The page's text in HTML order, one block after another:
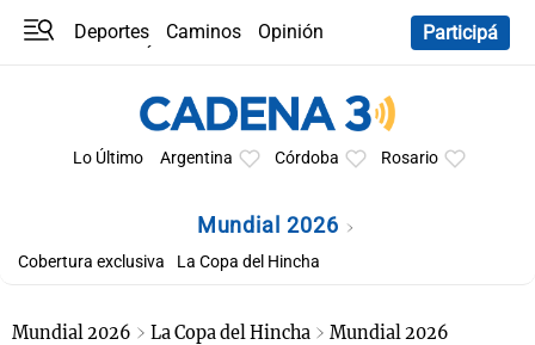
Deportes Caminos
Opinión
Participá
Lo Último Argentina Córdoba Rosario
Mundial 2026
Cobertura exclusiva La Copa del Hincha
Mundial 2026 La Copa del Hincha Mundial 2026